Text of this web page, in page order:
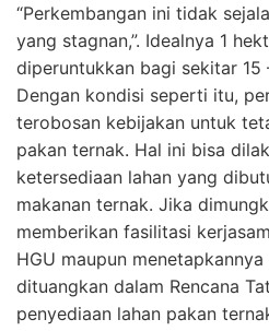
“Perkembangan ini tidak
yang stagnan,”. Idealnya 1
diperuntukkan bagi sekitar 15
Dengan kondisi seperti itu,
terobosan kebijakan untuk
pakan ternak. Hal ini bisa
ketersediaan lahan yang
makanan ternak. Jika
memberikan fasilitasi
HGU maupun
dituangkan dalam Rencana
penyediaan lahan pakan